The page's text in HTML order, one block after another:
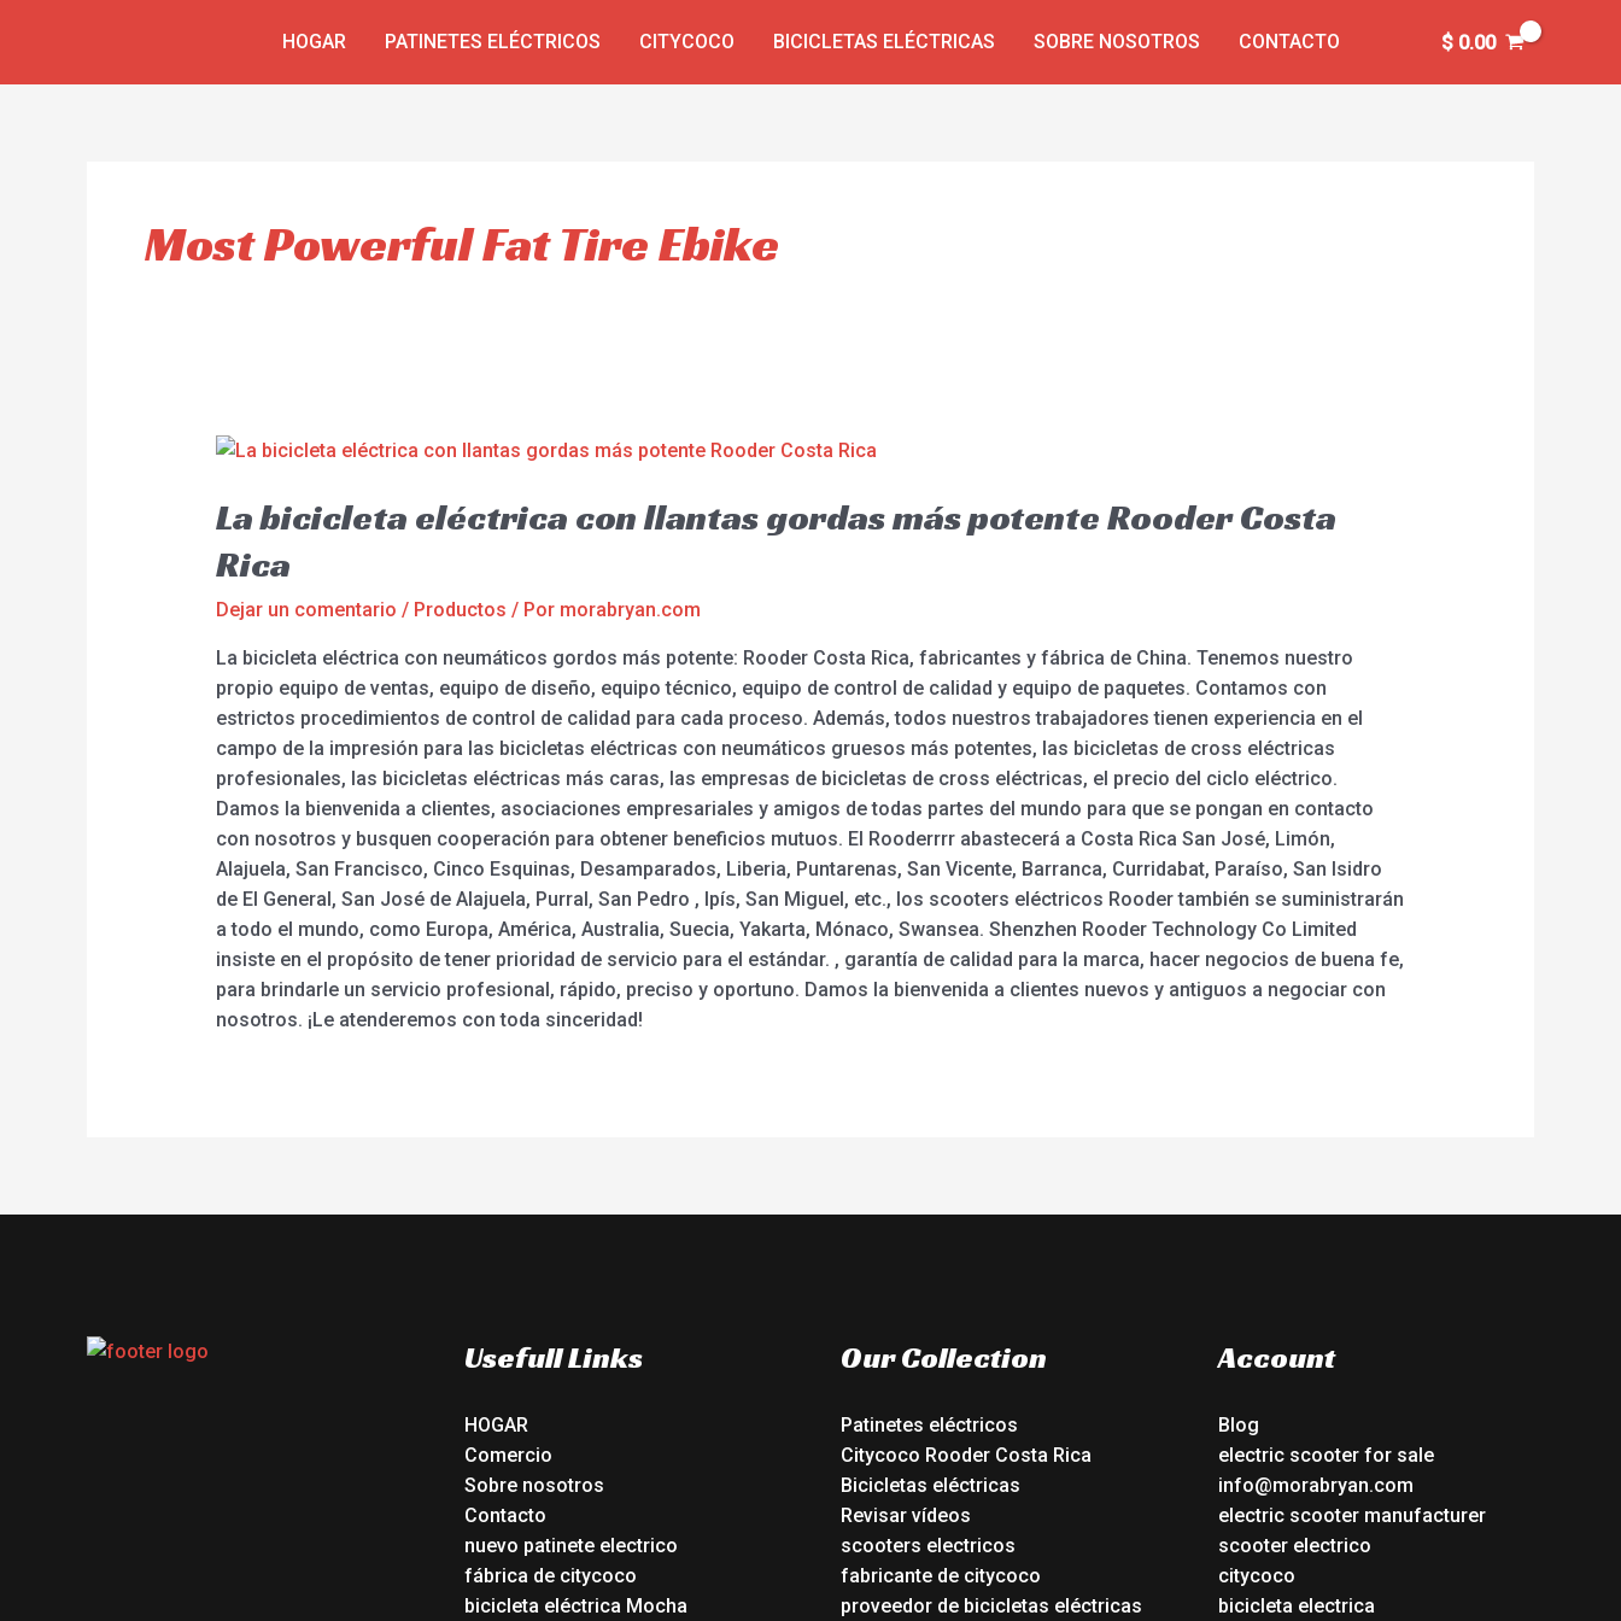
HOGAR PATINETES ELÉCTRICOS CITYCOCO BICICLETAS ELÉCTRICAS SOBRE NOSOTROS CONTACTO $0.00
Most Powerful Fat Tire Ebike
La bicicleta eléctrica con llantas gordas más potente Rooder Costa
Rica
Dejar un comentario / Productos / Por morabryan.com
La bicicleta eléctrica con neumáticos gordos más potente: Rooder Costa Rica, fabricantes y fábrica de China. Tenemos nuestro
propio equipo de ventas, equipo de diseño, equipo técnico, equipo de control de calidad y equipo de paquetes. Contamos con
estrictos procedimientos de control de calidad para cada proceso. Además, todos nuestros trabajadores tienen experiencia en el
campo de la impresión para las bicicletas eléctricas con neumáticos gruesos más potentes, las bicicletas de cross eléctricas
profesionales, las bicicletas eléctricas más caras, las empresas de bicicletas de cross eléctricas, el precio del ciclo eléctrico.
Damos la bienvenida a clientes, asociaciones empresariales y amigos de todas partes del mundo para que se pongan en contacto
con nosotros y busquen cooperación para obtener beneficios mutuos. El Rooderrrr abastecerá a Costa Rica San José, Limón,
Alajuela, San Francisco, Cinco Esquinas, Desamparados, Liberia, Puntarenas, San Vicente, Barranca, Curridabat, Paraíso, San Isidro
de El General, San José de Alajuela, Purral, San Pedro , Ipís, San Miguel, etc., los scooters eléctricos Rooder también se suministrarán
a todo el mundo, como Europa, América, Australia, Suecia, Yakarta, Mónaco, Swansea. Shenzhen Rooder Technology Co Limited
insiste en el propósito de tener prioridad de servicio para el estándar. , garantía de calidad para la marca, hacer negocios de buena fe,
para brindarle un servicio profesional, rápido, preciso y oportuno. Damos la bienvenida a clientes nuevos y antiguos a negociar con
nosotros. ¡Le atenderemos con toda sinceridad!
Usefull Links
HOGAR
Comercio
Sobre nosotros
Contacto
nuevo patinete electrico
fábrica de citycoco
bicicleta eléctrica Mocha
Our Collection
Patinetes eléctricos
Citycoco Rooder Costa Rica
Bicicletas eléctricas
Revisar vídeos
scooters electricos
fabricante de citycoco
proveedor de bicicletas eléctricas
Account
Blog
electric scooter for sale
info@morabryan.com
electric scooter manufacturer
scooter electrico
citycoco
bicicleta electrica